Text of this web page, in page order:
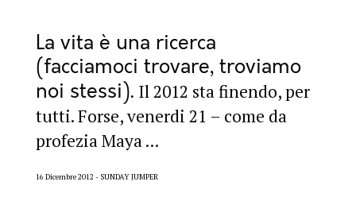
La vita è una ricerca
(facciamoci trovare, troviamo
noi stessi) Il 2012 sta finendo, per
tutti. Forse, venerdi 21 – come da
profezia Maya ...
16 Dicembre 2012 SUNDAY JUMPER